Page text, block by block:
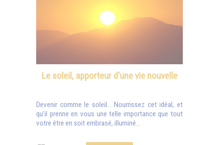
Le soleil, apporteur d'une vie nouvelle
Devenir comme le soleil… Nourrissez cet idéal, et
qu’il prenne en vous une telle importance que tout
votre être en soit embrasé, illuminé...